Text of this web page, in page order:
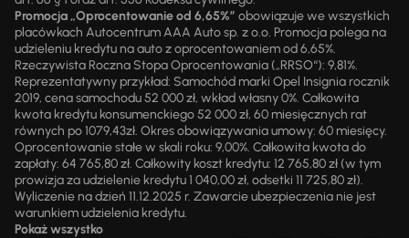
Promocja „Oprocentowanie od 6,65%” obowiązuje we wszystkich
placówkach Autocentrum AAA Auto sp. z o.o. Promocja polega na
udzieleniu kredytu na auto z oprocentowaniem od 6,65%.
Rzeczywista Roczna Stopa Oprocentowania („RRSO“): 9,81%.
Reprezentatywny przykład: Samochód marki Opel Insignia rocznik
2019, cena samochodu 52 000 zł, wkład własny 0%. Całkowita
kwota kredytu konsumenckiego 52 000 zł, 60 miesięcznych rat
równych po 1079,43zł. Okres obowiązywania umowy: 60 miesięcy.
Oprocentowanie stałe w skali roku: 9,00%. Całkowita kwota do
zapłaty: 64 765,80 zł. Całkowity koszt kredytu: 12 765,80 zł (w tym
prowizja za udzielenie kredytu 1 040,00 zł, odsetki 11 725,80 zł).
Wyliczenie na dzień 11.12.2025 r. Zawarcie ubezpieczenia nie jest
warunkiem udzielenia kredytu.
Pokaż wszystko